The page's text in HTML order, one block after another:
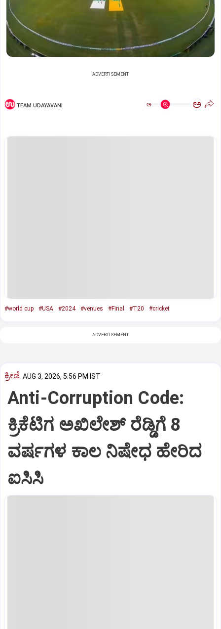
ADVERTISEMENT
TEAM UDAYAVANI ಅ ಅ
#world cup #USA #2024 #venues #Final #T20 #cricket
ADVERTISEMENT
ಕ್ರೀಡೆ AUG 3, 2026, 5:56 PM IST
Anti-Corruption Code:
ಕ್ರಿಕೆಟಿಗ ಅಖಿಲೇಶ್‌ ರೆಡ್ಡಿಗೆ 8
ವರ್ಷಗಳ ಕಾಲ ನಿಷೇಧ ಹೇರಿದ
ಐಸಿಸಿ